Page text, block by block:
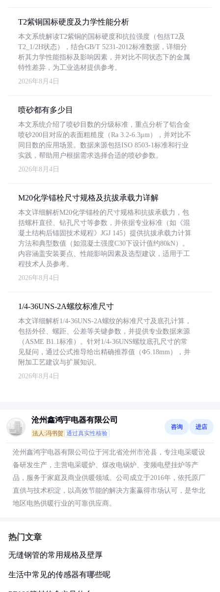
T2紫铜国标硬度及力学性能分析
本文系统解读T2紫铜的国标硬度和抗拉强度（包括T2及
T2_1/2H状态），结合GB/T 5231-2012标准数据，详细分
析其力学性能指标及影响因素，并对比不同状态下的金属
特性差异，为工业选材提供参考。
2026年8月4日
喷砂都有多少目
本文系统介绍了喷砂目数的分级标准，重点分析了铝合金
喷砂200目对应的表面粗糙度（Ra 3.2-6.3μm），并对比不
同目数的应用场景。数据来源包括ISO 8503-1标准和行业
实践，帮助用户根据需求选择合适的喷砂参数。
2026年8月4日
M20化学锚栓尺寸规格及抗拔承载力详解
本文详细解析M20化学锚栓的尺寸规格和抗拔承载力，包
括螺杆直径、钻孔尺寸等参数，并依据专业标准（如《混
凝土结构后锚固技术规程》JGJ 145）提供抗拔承载力计算
方法和典型数值（如混凝土强度C30下设计值约80kN）。
内容涵盖安装要点、性能影响因素及选型建议，适用于工
程技术人员参考。
2026年8月4日
1/4-36UNS-2A螺纹标准尺寸
本文详细解析1/4-36UNS-2A螺纹的标准尺寸及底孔计算，
包括外径、螺距、公差等关键参数，并提供专业数据来源
（ASME B1.1标准）。针对1/4-36UNS螺纹底孔尺寸的常
见疑问，通过公式推导给出精确推荐值（Φ5.18mm），并
附加工艺建议与扩展知识。
2026年8月4日
沧州鑫鸿宇电器有限公司
法人:冯书贺 通过真实性核验
咨询 进店
沧州鑫鸿宇电器有限公司位于河北省沧州市沧县，专注电采暖设
备研发生产，主营电采暖炉、煤改电锅炉、变频电壁挂炉等产
品，服务于家庭及商业供暖领域。公司成立于2016年，依托原厂
直供与技术积淀，以高效节能的解决方案赢得市场认可，是华北
地区电热供暖行业的可靠供应商。
热门文章
无缝钢管的常用规格及壁厚
生活中常见的传感器有哪些呢